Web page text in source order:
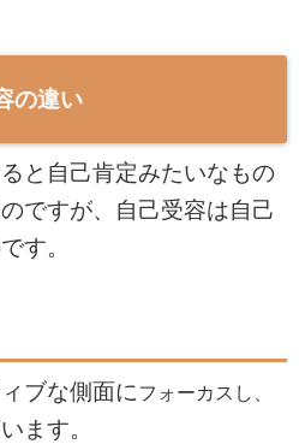
の違い
と自己肯定みたいなもの
ですが、自己受容は自己
す。
ブな側面にフォーカスし、
ます。